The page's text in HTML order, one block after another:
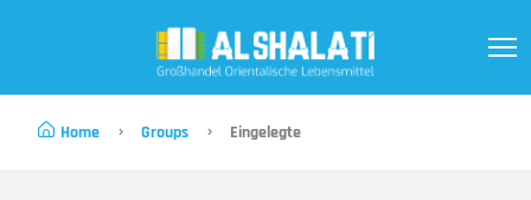
Home Groups Eingelegte